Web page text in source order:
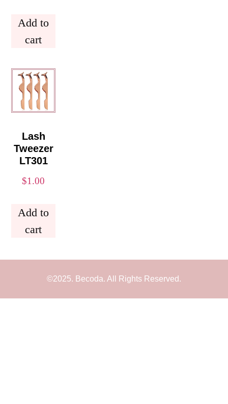
Add to
cart
Lash
Tweezer
LT301
$1.00
Add to
cart
©2025. Becoda. All Rights Reserved.